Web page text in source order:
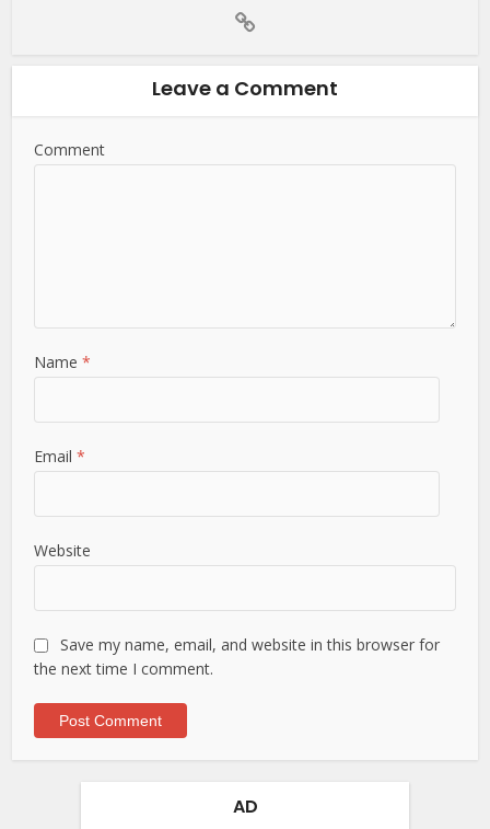
Leave a Comment
Comment
Name*
Email*
Website
Save my name, email, and website in this browser for
the next time I comment.
AD